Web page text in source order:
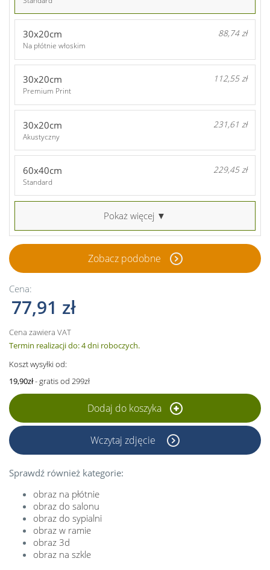
30x20cm 88,74 zł
Na płótnie włoskim
30x20cm 112,55 zł
Premium Print
30x20cm 231,61 zł
Akustyczny
60x40cm 229,45 zł
Standard
Pokaż więcej ▼
Zobacz podobne
Cena:
77,91 zł
Cena zawiera VAT
Termin realizacji do: 4 dni roboczych.
Koszt wysyłki od:
19,90zł- gratis od 299zł
Dodaj do koszyka
Wczytaj zdjęcie
Sprawdź również kategorie:
obraz na płótnie
obraz do salonu
obraz do sypialni
obraz w ramie
obraz 3d
obraz na szkle